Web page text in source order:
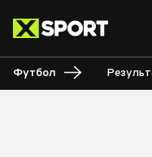
Футбол